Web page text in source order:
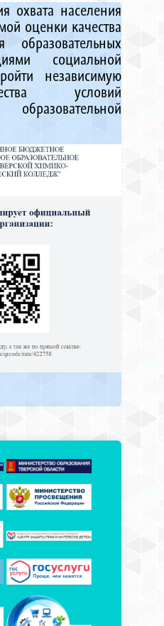
охвата населения
оценки качества
образовательных
социальной
независимую
условий